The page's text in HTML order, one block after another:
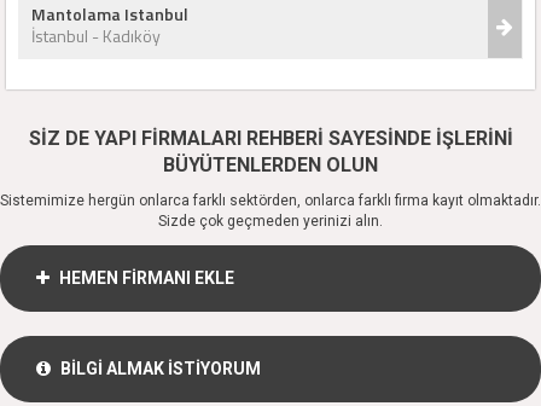
Mantolama Istanbul
İstanbul - Kadıköy
SİZ DE YAPI FİRMALARI REHBERİ SAYESİNDE İŞLERİNİ
BÜYÜTENLERDEN OLUN
Sistemimize hergün onlarca farklı sektörden, onlarca farklı firma kayıt olmaktadır.
Sizde çok geçmeden yerinizi alın.
HEMEN FİRMANI EKLE
BİLGİ ALMAK İSTİYORUM